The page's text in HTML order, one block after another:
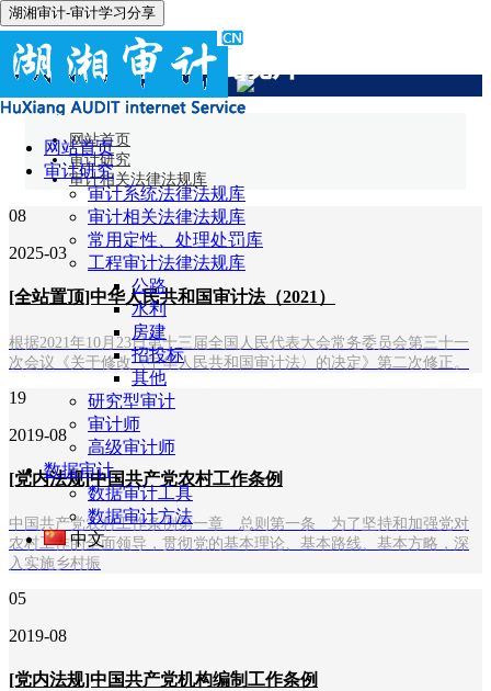
湖湘审计-审计学习分享
网站首页
审计研究
审计系统法律法规库
审计相关法律法规库
常用定性、处理处罚库
工程审计法律法规库
公路
水利
房建
招投标
其他
研究型审计
审计师
高级审计师
数据审计
数据审计工具
数据审计方法
中文
审计相关法律法规库
网站首页
审计研究
审计相关法律法规库
08
2025-03
[全站置顶]中华人民共和国审计法（2021）
根据2021年10月23日第十三届全国人民代表大会常务委员会第三十一
次会议《关于修改〈中华人民共和国审计法〉的决定》第二次修正。
19
2019-08
[党内法规]中国共产党农村工作条例
中国共产党农村工作条例第一章 总则第一条 为了坚持和加强党对
农村工作的全面领导，贯彻党的基本理论、基本路线、基本方略，深
入实施乡村振
05
2019-08
[党内法规]中国共产党机构编制工作条例